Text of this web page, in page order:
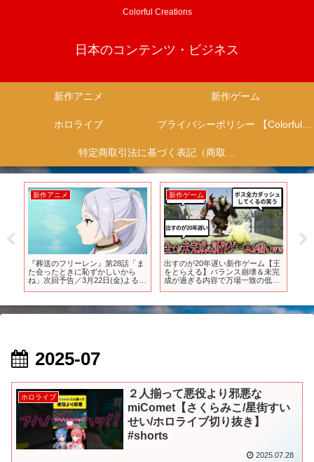
Colorful Creations
日本のコンテンツ・ビジネス
新作アニメ 新作ゲーム
ホロライブ プライバシーポリシー 【Colorful Creation】
特定商取引法に基づく表記（商取引に関する開示）
新作アニメ
『葬送のフリーレン』第28話「ま
た会ったときに恥ずかしいから
ね」次回予告／3月22日(金)よる11
新作ゲーム
出すのが20年遅い新作ゲーム【王
をとらえる】バランス崩壊＆未完
成が過ぎる内容で万場一致の低評
2025-07
ホロライブ
２人揃って悪役より邪悪な
miComet【さくらみこ/星街すい
せい/ホロライブ切り抜き】
#shorts
2025.07.28